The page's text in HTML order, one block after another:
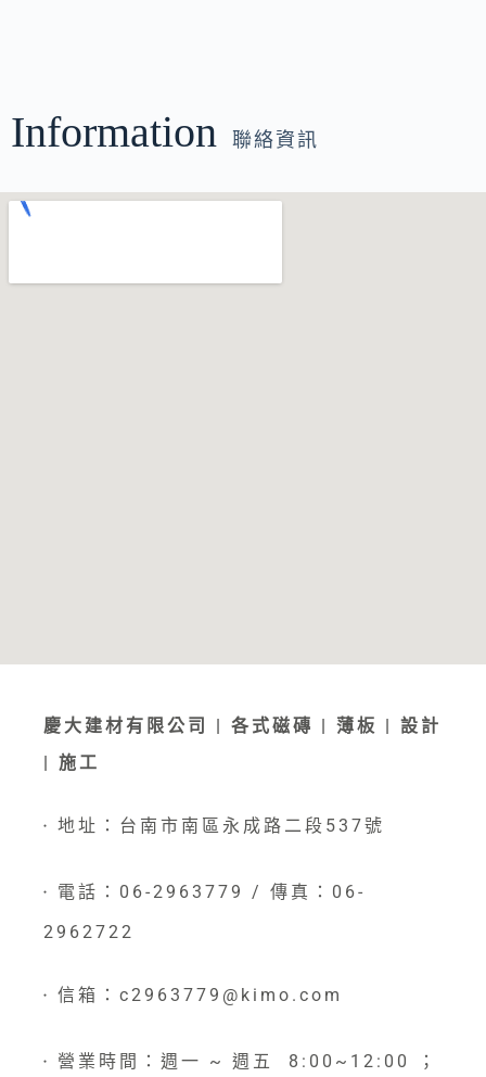
Information 聯絡資訊
慶大建材有限公司 | 各式磁磚 | 薄板 | 設計
| 施工
● 地址：台南市南區永成路二段537號
●
電話：06-2963779 / 傳真：06-
2962722
● 信箱：c2963779@kimo.com
●
營業時間：週一 ~ 週五 8:00~12:00 ；